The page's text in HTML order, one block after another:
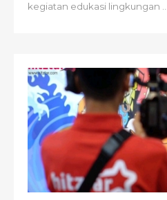
kegiatan edukasi lingkungan ...